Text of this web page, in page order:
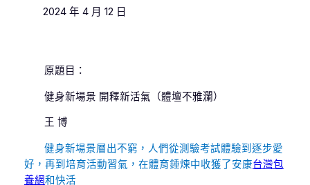
2024 年 4 月 12 日
原題目：
健身新場景 開釋新活氣（體壇不雅瀾）
王 博
健身新場景層出不窮，人們從測驗考試體驗到逐步愛
好，再到培育活動習氣，在體育錘煉中收獲了安康台灣包
養網和快活